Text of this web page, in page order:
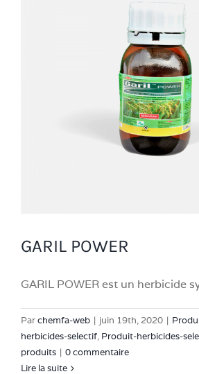
GARIL POWER
GARIL POWER est un herbicide
Parchemfa-web | juin 19th, 2020 |
herbicides-selectif, Produit-herbicides-
produits | 0 commentaire
Lire la suite